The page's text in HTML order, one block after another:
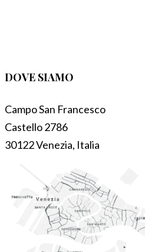
DOVE SIAMO
Campo San Francesco
Castello 2786
30122 Venezia, Italia